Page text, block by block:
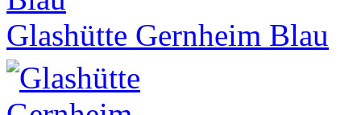
Glashütte Gernheim Blau